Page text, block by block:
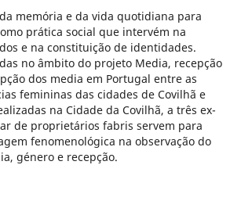
memória e da vida quotidiana para
prática social que intervém na
e na constituição de identidades.
no âmbito do projeto Media, recepção
dos media em Portugal entre as
femininas das cidades de Covilhã e
na Cidade da Covilhã, a três ex-
de proprietários fabris servem para
fenomenológica na observação do
género e recepção.